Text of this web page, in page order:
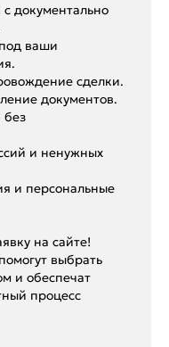
документально
ваши
сделки.
документов.
без
и ненужных
и персональные
на сайте!
выбрать
и обеспечат
процесс